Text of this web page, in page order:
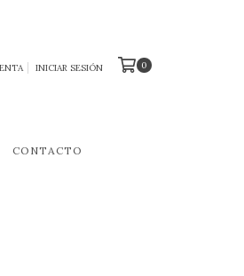
INICIAR SESIÓN 0
CONTACTO